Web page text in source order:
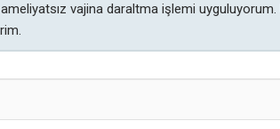
vajina daraltma işlemi